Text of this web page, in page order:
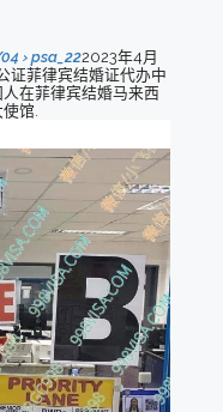
› psa_222023年4月
证菲律宾结婚证代办中
在菲律宾结婚马来西
馆.